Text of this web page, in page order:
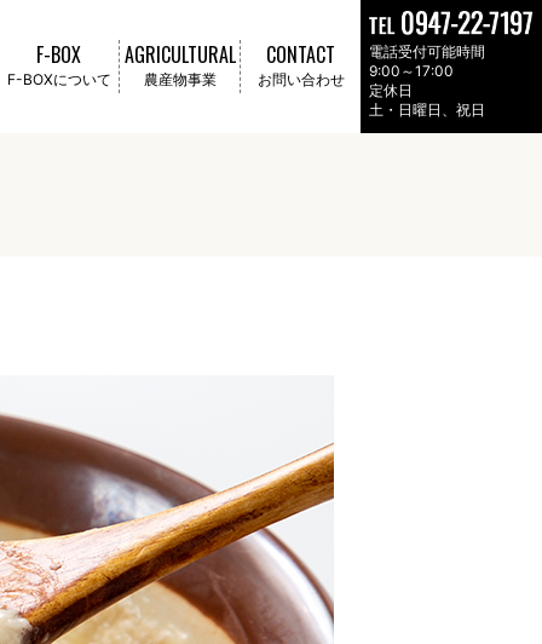
F-BOX
F-BOXについて
AGRICULTURAL
農産物事業
CONTACT
お問い合わせ
電話受付可能時間
9:00～17:00
定休日
土・日曜日、祝日